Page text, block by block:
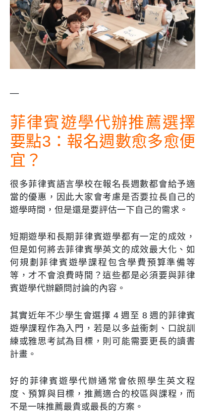
—
菲律賓遊學代辦推薦選擇
要點3：報名週數愈多愈便
宜？
很多菲律賓語言學校在報名長週數都會給予適
當的優惠，因此大家會考慮是否要拉長自己的
遊學時間，但是還是要評估一下自己的需求。
短期遊學和長期菲律賓遊學都有一定的成效，
但是如何將去菲律賓學英文的成效最大化、如
何規劃菲律賓遊學課程包含學費預算準備等
等，才不會浪費時間？這些都是必須要與菲律
賓遊學代辦顧問討論的內容。
其實近年不少學生會選擇 4 週至 8 週的菲律賓
遊學課程作為入門，若是以多益衝刺、口說訓
練或雅思考試為目標，則可能需要更長的讀書
計畫。
好的菲律賓遊學代辦通常會依照學生英文程
度、預算與目標，推薦適合的校區與課程，而
不是一味推薦最貴或最長的方案。